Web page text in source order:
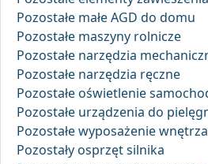
Pozostałe małe AGD do domu
Pozostałe maszyny rolnicze
Pozostałe narzędzia
Pozostałe narzędzia ręczne
Pozostałe oświetlenie
Pozostałe urządzenia do
Pozostałe wyposażenie
Pozostały osprzęt silnika